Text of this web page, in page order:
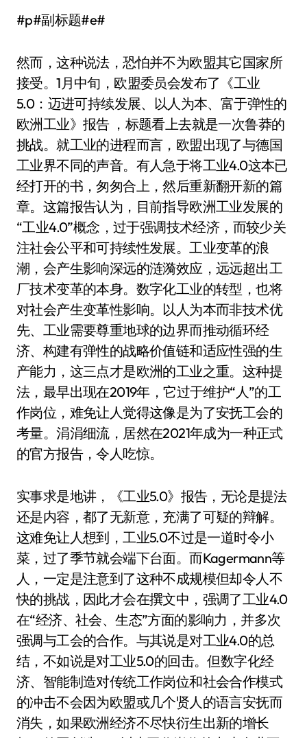
#p#副标题#e#
然而，这种说法，恐怕并不为欧盟其它国家所
接受。1月中旬，欧盟委员会发布了《工业
5.0：迈进可持续发展、以人为本、富于弹性的
欧洲工业》报告 ，标题看上去就是一次鲁莽的
挑战。就工业的进程而言，欧盟出现了与德国
工业界不同的声音。有人急于将工业4.0这本已
经打开的书，匆匆合上，然后重新翻开新的篇
章。这篇报告认为，目前指导欧洲工业发展的
“工业4.0”概念，过于强调技术经济，而较少关
注社会公平和可持续性发展。工业变革的浪
潮，会产生影响深远的涟漪效应，远远超出工
厂技术变革的本身。数字化工业的转型，也将
对社会产生变革性影响。以人为本而非技术优
先、工业需要尊重地球的边界而推动循环经
济、构建有弹性的战略价值链和适应性强的生
产能力，这三点才是欧洲的工业之重。这种提
法，最早出现在2019年，它过于维护“人”的工
作岗位，难免让人觉得这像是为了安抚工会的
考量。涓涓细流，居然在2021年成为一种正式
的官方报告，令人吃惊。
实事求是地讲，《工业5.0》报告，无论是提法
还是内容，都了无新意，充满了可疑的辩解。
这难免让人想到，工业5.0不过是一道时令小
菜，过了季节就会端下台面。而Kagermann等
人，一定是注意到了这种不成规模但却令人不
快的挑战，因此才会在撰文中，强调了工业4.0
在“经济、社会、生态”方面的影响力，并多次
强调与工会的合作。与其说是对工业4.0的总
结，不如说是对工业5.0的回击。但数字化经
济、智能制造对传统工作岗位和社会合作模式
的冲击不会因为欧盟或几个贤人的语言安抚而
消失，如果欧洲经济不尽快衍生出新的增长